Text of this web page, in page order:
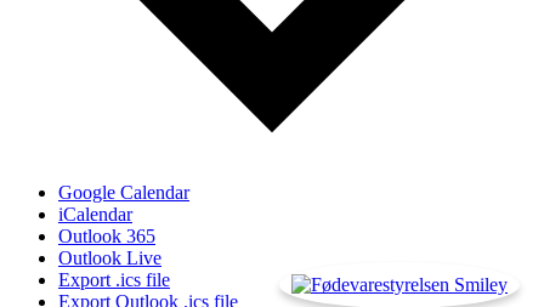
Google Calendar
iCalendar
Outlook 365
Outlook Live
Export .ics file
Export Outlook .ics file